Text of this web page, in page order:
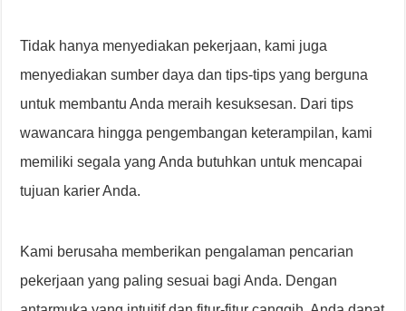
Tidak hanya menyediakan pekerjaan, kami juga
menyediakan sumber daya dan tips-tips yang berguna
untuk membantu Anda meraih kesuksesan. Dari tips
wawancara hingga pengembangan keterampilan, kami
memiliki segala yang Anda butuhkan untuk mencapai
tujuan karier Anda.
Kami berusaha memberikan pengalaman pencarian
pekerjaan yang paling sesuai bagi Anda. Dengan